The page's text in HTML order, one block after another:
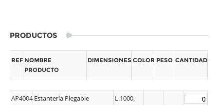
PRODUCTOS
REF NOMBRE
PRODUCTO
DIMENSIONES COLOR PESO CANTIDAD
AP4004 Estantería Plegable
L.1000,